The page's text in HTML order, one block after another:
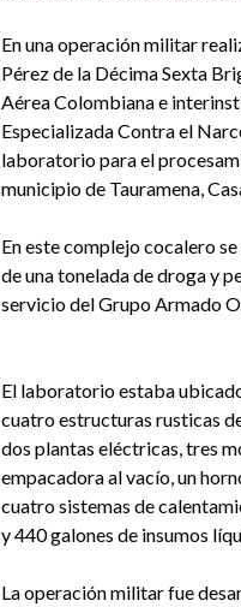
En una operación militar
Pérez de la Décima Sexta
Aérea Colombiana e
Especializada Contra el
laboratorio para el
municipio de Tauramena,
En este complejo cocalero
de una tonelada de droga y
servicio del Grupo Armado
El laboratorio estaba
cuatro estructuras rusticas
dos plantas eléctricas, tres
empacadora al vacío, un
cuatro sistemas de
y 440 galones de insumos
La operación militar fue